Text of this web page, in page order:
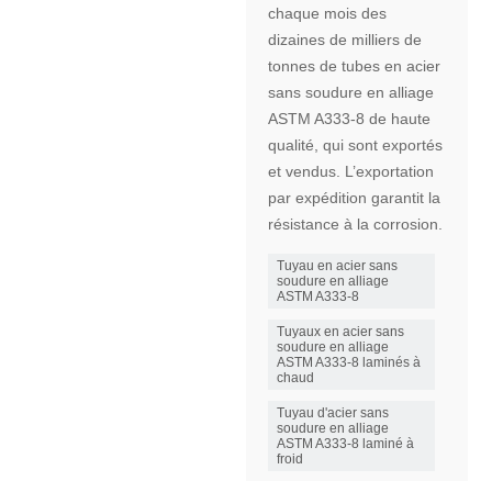
chaque mois des
dizaines de milliers de
tonnes de tubes en acier
sans soudure en alliage
ASTM A333-8 de haute
qualité, qui sont exportés
et vendus. L’exportation
par expédition garantit la
résistance à la corrosion.
Tuyau en acier sans
soudure en alliage
ASTM A333-8
Tuyaux en acier sans
soudure en alliage
ASTM A333-8 laminés à
chaud
Tuyau d'acier sans
soudure en alliage
ASTM A333-8 laminé à
froid